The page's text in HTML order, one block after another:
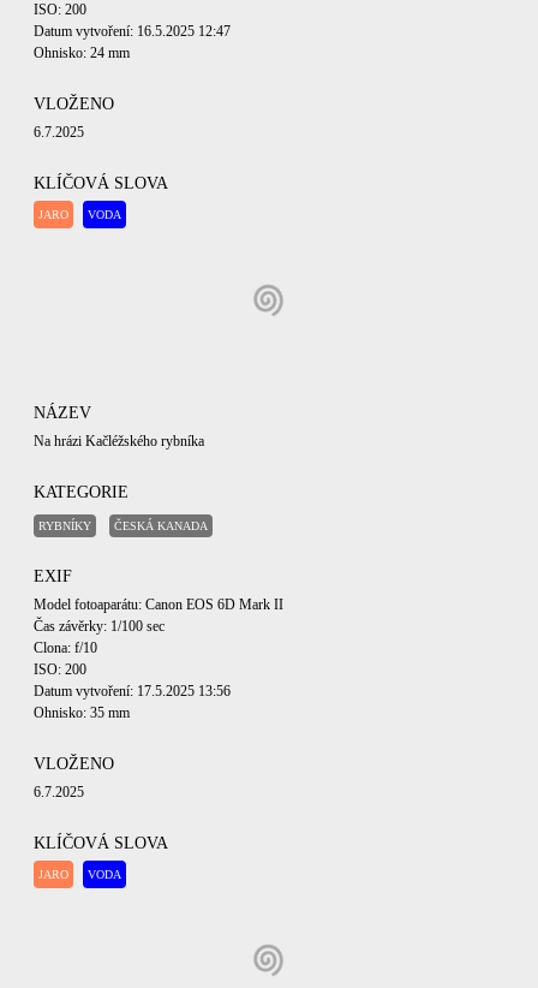
ISO: 200
Datum vytvoření: 16.5.2025 12:47
Ohnisko: 24 mm
VLOŽENO
6.7.2025
KLÍČOVÁ SLOVA
JARO VODA
NÁZEV
Na hrázi Kačléžského rybníka
KATEGORIE
RYBNÍKY ČESKÁ KANADA
EXIF
Model fotoaparátu: Canon EOS 6D Mark II
Čas závěrky: 1/100 sec
Clona: f/10
ISO: 200
Datum vytvoření: 17.5.2025 13:56
Ohnisko: 35 mm
VLOŽENO
6.7.2025
KLÍČOVÁ SLOVA
JARO VODA